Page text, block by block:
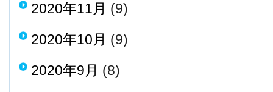
2020年11月 (9)
2020年10月 (9)
2020年9月 (8)